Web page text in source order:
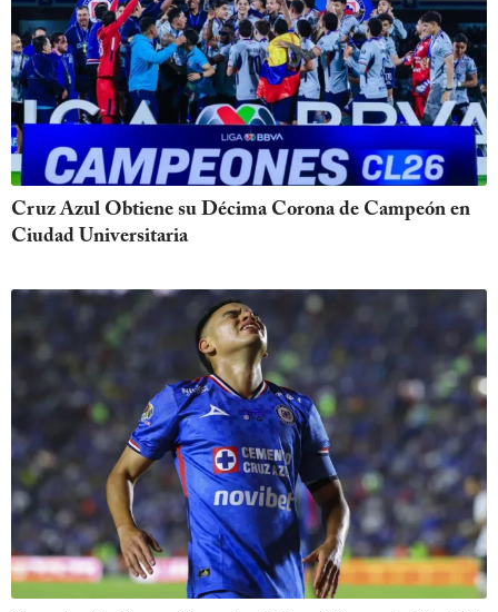
Cruz Azul Obtiene su Décima Corona de Campeón en
Ciudad Universitaria